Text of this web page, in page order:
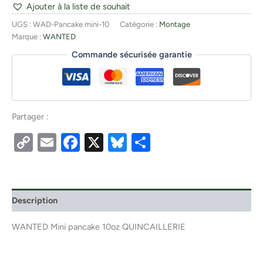
Ajouter à la liste de souhait
UGS : WAD-Pancake mini-10 Catégorie : Montage
Marque : WANTED
Commande sécurisée garantie
Partager :
CopyEmailFacebook
X Bluesky
Description
WANTED Mini pancake 10oz QUINCAILLERIE